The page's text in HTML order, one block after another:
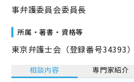
事弁護委員会委員長
所属・著書・資格等
東京弁護士会（登録番号34393）
相談内容 専門家紹介